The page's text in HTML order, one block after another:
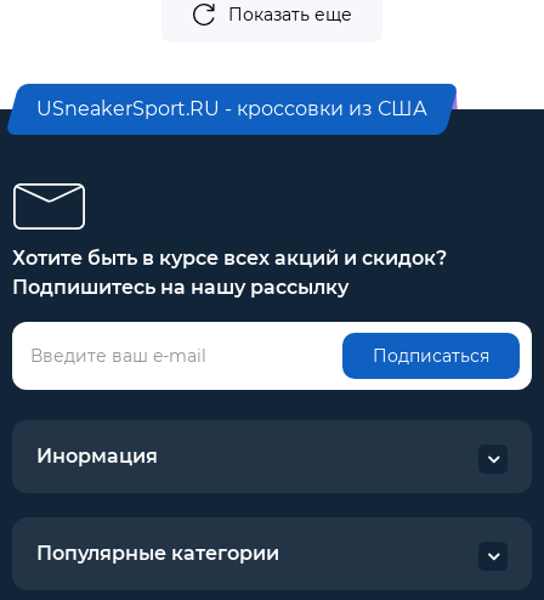
Показать еще
USneakerSport.RU - кроссовки из США
Хотите быть в курсе всех акций и скидок?
Подпишитесь на нашу рассылку
Подписаться
Инормация
Популярные категории